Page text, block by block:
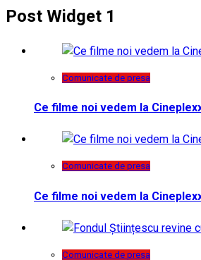
Post Widget 1
Comunicate de presa
Ce filme noi vedem la
Comunicate de presa
Ce filme noi vedem la
Comunicate de presa